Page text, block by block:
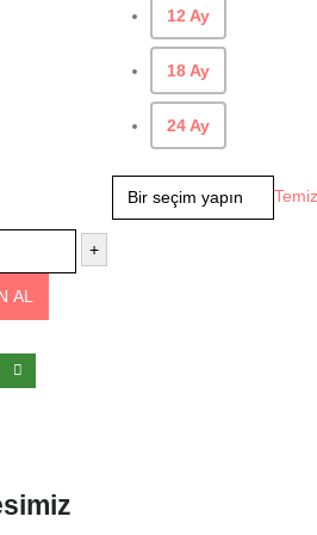
12 Ay
18 Ay
24 Ay
+
AL